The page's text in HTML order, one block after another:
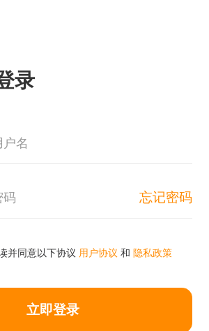
录
忘记密码
并同意以下协议 用户协议 和 隐私政策
立即登录